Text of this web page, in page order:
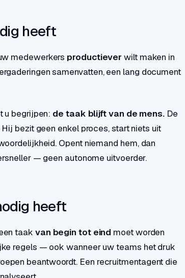
heeft
medewerkers productiever wilt maken in
samenvatten, een lang document
u begrijpen: de taak blijft van de mens.De
bezit geen enkel proces, start niets uit
Opent niemand hem, dan
— geen autonome uitvoerder.
heeft
taak van begin tot eind moet worden
regels — ook wanneer uw teams het druk
beantwoordt. Een recruitmentagent die